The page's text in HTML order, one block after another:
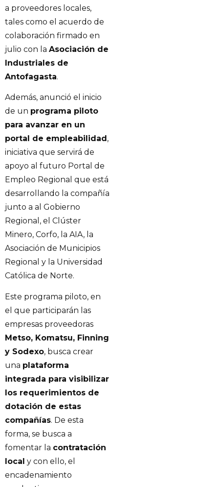
a proveedores locales,
tales como el acuerdo de
colaboración firmado en
julio con la Asociación de
Industriales de
Antofagasta.
Además, anunció el inicio
de un programa piloto
para avanzar en un
portal de empleabilidad ,
iniciativa que servirá de
apoyo al futuro Portal de
Empleo Regional que está
desarrollando la compañía
junto a al Gobierno
Regional, el Clúster
Minero, Corfo, la AIA, la
Asociación de Municipios
Regional y la Universidad
Católica de Norte.
Este programa piloto, en
el que participarán las
empresas proveedoras
Metso, Komatsu, Finning
y Sodexo, busca crear
una plataforma
integrada para visibilizar
los requerimientos de
dotación de estas
compañías. De esta
forma, se busca a
fomentar la contratación
local y con ello, el
encadenamiento